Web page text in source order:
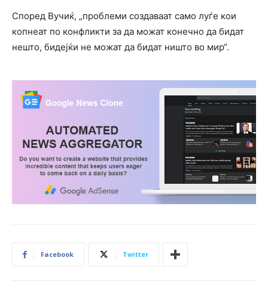
Според Вучиќ, „проблеми создаваат само луѓе кои
копнеат по конфликти за да можат конечно да бидат
нешто, бидејќи не можат да бидат ништо во мир“.
Facebook Twitter